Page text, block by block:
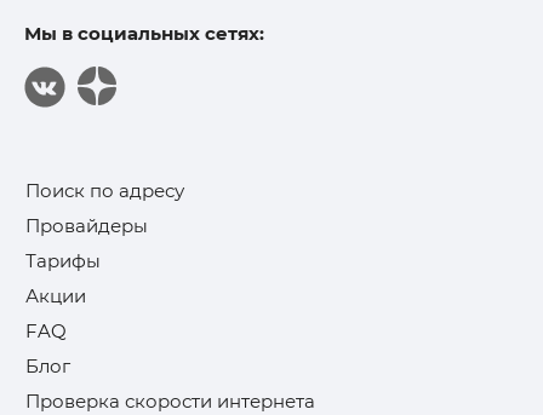
Мы в социальных сетях:
Поиск по адресу
Провайдеры
Тарифы
Акции
FAQ
Блог
Проверка скорости интернета